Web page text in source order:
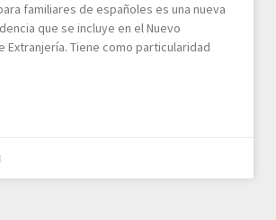
familiares de españoles es una nueva
que se incluye en el Nuevo
Extranjería. Tiene como particularidad